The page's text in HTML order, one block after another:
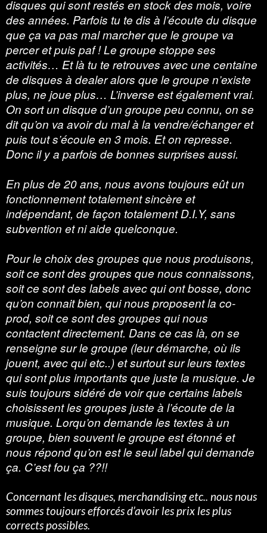
disques qui sont restés en stock des mois, voire
des années. Parfois tu te dis à l’écoute du disque
que ça va pas mal marcher que le groupe va
percer et puis paf ! Le groupe stoppe ses
activités… Et là tu te retrouves avec une centaine
de disques à dealer alors que le groupe n’existe
plus, ne joue plus… L’inverse est également vrai.
On sort un disque d’un groupe peu connu, on se
dit qu’on va avoir du mal à la vendre/échanger et
puis tout s’écoule en 3 mois. Et on represse.
Donc il y a parfois de bonnes surprises aussi.
En plus de 20 ans, nous avons toujours eût un
fonctionnement totalement sincère et
indépendant, de façon totalement D.I.Y, sans
subvention et ni aide quelconque.
Pour le choix des groupes que nous produisons,
soit ce sont des groupes que nous connaissons,
soit ce sont des labels avec qui ont bosse, donc
qu’on connait bien, qui nous proposent la co-
prod, soit ce sont des groupes qui nous
contactent directement. Dans ce cas là, on se
renseigne sur le groupe (leur démarche, où ils
jouent, avec qui etc..) et surtout sur leurs textes
qui sont plus importants que juste la musique. Je
suis toujours sidéré de voir que certains labels
choisissent les groupes juste à l’écoute de la
musique. Lorqu’on demande les textes à un
groupe, bien souvent le groupe est étonné et
nous répond qu’on est le seul label qui demande
ça. C’est fou ça ??!!
Concernant les disques, merchandising etc.. nous nous
sommes toujours efforcés d’avoir les prix les plus
corrects possibles.